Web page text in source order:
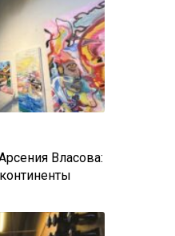
Власова: